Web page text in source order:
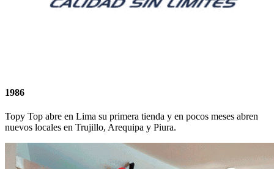
1986
Topy Top abre en Lima su primera tienda y en pocos meses abren
nuevos locales en Trujillo, Arequipa y Piura.